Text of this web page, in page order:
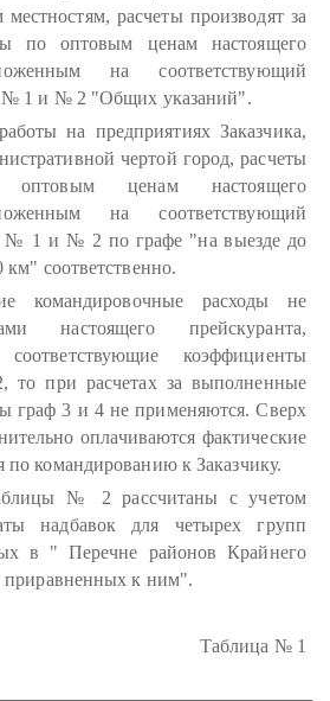
расчеты производят за
по оптовым ценам настоящего
на соответствующий
№ 1 и № 2 "Общих указаний".
на предприятиях Заказчика,
чертой город, расчеты
оптовым ценам настоящего
на соответствующий
№ 1 и № 2 по графе "на выезде до
соответственно.
командировочные расходы не
настоящего прейскуранта,
коэффициенты
при расчетах за выполненные
граф 3 и 4 не применяются. Сверх
оплачиваются фактические
по командированию к Заказчику.
№ 2 рассчитаны с учетом
надбавок для четырех групп
в " Перечне районов Крайнего
приравненных к ним".
Таблица № 1